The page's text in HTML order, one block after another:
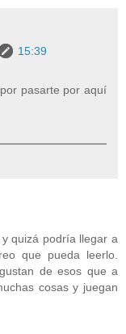
15:39
pasarte por aquí
quizá podría llegar a
que pueda leerlo.
de esos que a
cosas y juegan